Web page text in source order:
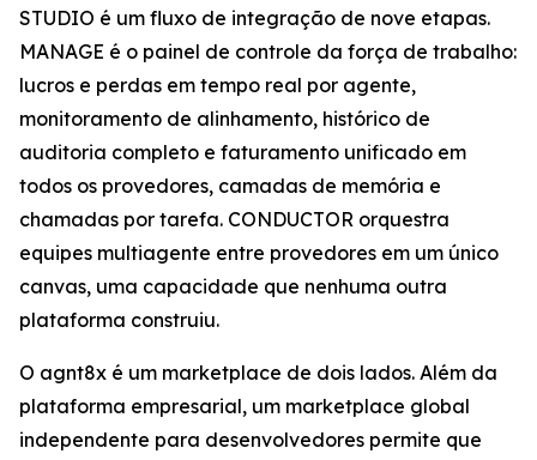
STUDIO é um fluxo de integração de nove etapas.
MANAGE é o painel de controle da força de trabalho:
lucros e perdas em tempo real por agente,
monitoramento de alinhamento, histórico de
auditoria completo e faturamento unificado em
todos os provedores, camadas de memória e
chamadas por tarefa. CONDUCTOR orquestra
equipes multiagente entre provedores em um único
canvas, uma capacidade que nenhuma outra
plataforma construiu.
O agnt8x é um marketplace de dois lados. Além da
plataforma empresarial, um marketplace global
independente para desenvolvedores permite que